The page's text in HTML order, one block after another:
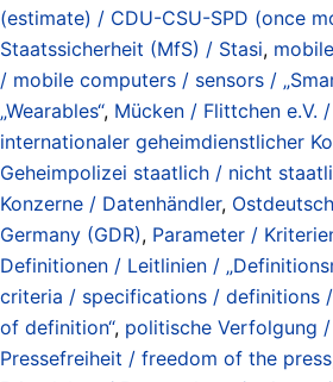
(estimate) / CDU-CSU-SPD (once
Staatssicherheit (MfS) / Stasi,
/ mobile computers / sensors /
„Wearables“, Mücken / Flittchen e.V.
internationaler geheimdienstlicher
Geheimpolizei staatlich / nicht
Konzerne / Datenhändler,
Germany (GDR), Parameter /
Definitionen / Leitlinien /
criteria / specifications / definitions
of definition“, politische Verfolgung
Pressefreiheit / freedom of the press